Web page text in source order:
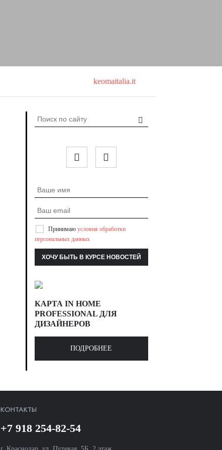
keomaitalia.it
Принимаю условия обработки
персональных данных
КАРТА IN HOME
PROFESSIONAL ДЛЯ
ДИЗАЙНЕРОВ
ПОДРОБНЕЕ
КОНТАКТЫ
+7 918 254-82-54